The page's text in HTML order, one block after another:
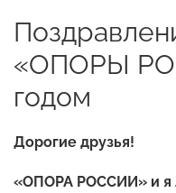
«ОПОРЫ
годом
Дорогие друзья!
«ОПОРА РОССИИ» и я